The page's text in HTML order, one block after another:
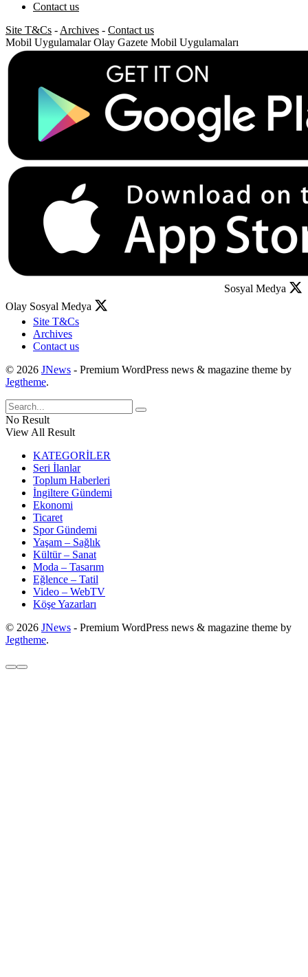
Contact us
Site T&Cs - Archives - Contact us
Mobil Uygulamalar Olay Gazete Mobil Uygulamaları
Sosyal Medya
Olay Sosyal Medya
Site T&Cs
Archives
Contact us
© 2026 JNews - Premium WordPress news & magazine theme by
Jegtheme.
No Result
View All Result
KATEGORİLER
Seri İlanlar
Toplum Haberleri
İngiltere Gündemi
Ekonomi
Ticaret
Spor Gündemi
Yaşam – Sağlık
Kültür – Sanat
Moda – Tasarım
Eğlence – Tatil
Video – WebTV
Köşe Yazarları
© 2026 JNews - Premium WordPress news & magazine theme by
Jegtheme.